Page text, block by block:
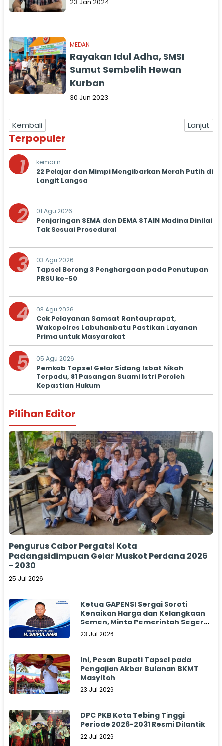
23 Jan 2024
MEDAN
Rayakan Idul Adha, SMSI
Sumut Sembelih Hewan
Kurban
30 Jun 2023
Kembali Lanjut
Terpopuler
1 kemarin
22 Pelajar dan Mimpi Mengibarkan Merah Putih di
Langit Langsa
2 01 Agu 2026
Penjaringan SEMA dan DEMA STAIN Madina Dinilai
Tak Sesuai Prosedural
3 03 Agu 2026
Tapsel Borong 3 Penghargaan pada Penutupan
PRSU ke-50
4 03 Agu 2026
Cek Pelayanan Samsat Rantauprapat,
Wakapolres Labuhanbatu Pastikan Layanan
Prima untuk Masyarakat
5 05 Agu 2026
Pemkab Tapsel Gelar Sidang Isbat Nikah
Terpadu, 81 Pasangan Suami Istri Peroleh
Kepastian Hukum
Pilihan Editor
Pengurus Cabor Pergatsi Kota
Padangsidimpuan Gelar Muskot Perdana 2026
- 2030
25 Jul 2026
Ketua GAPENSI Sergai Soroti
Kenaikan Harga dan Kelangkaan
Semen, Minta Pemerintah Segera
Bertindak
23 Jul 2026
Ini, Pesan Bupati Tapsel pada
Pengajian Akbar Bulanan BKMT
Masyitoh
23 Jul 2026
DPC PKB Kota Tebing Tinggi
Periode 2026-2031 Resmi Dilantik
22 Jul 2026